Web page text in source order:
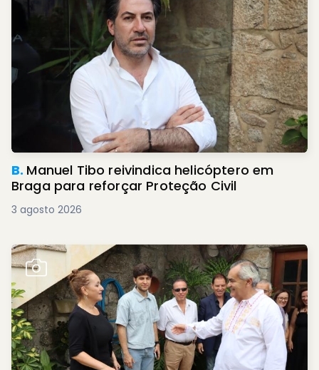
B. Manuel Tibo reivindica helicóptero em
Braga para reforçar Proteção Civil
3 agosto 2026